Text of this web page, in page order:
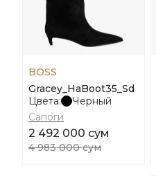
BOSS
Gracey_HaBoot35_Sd
Цвета:
Черный
Сапоги
2 492 000 сум
4 983 000 сум